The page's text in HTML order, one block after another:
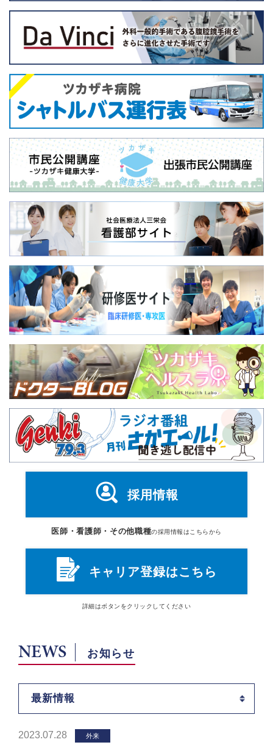
採用情報
医師・看護師・その他職種の採用情報はこちらから
キャリア登録はこちら
詳細はボタン をクリックしてください
NEWS お知らせ
最新情報
2023.07.28 外来